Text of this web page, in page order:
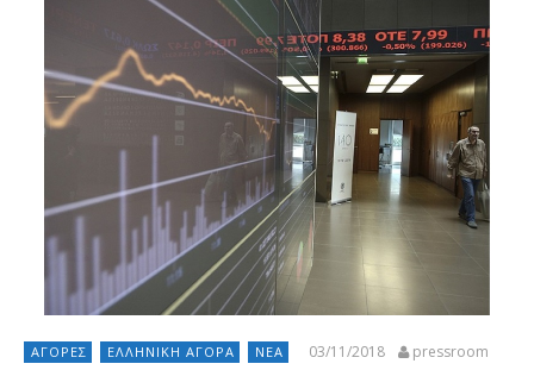
ΑΓΟΡΈΣ ΕΛΛΗΝΙΚΉ ΑΓΟΡΆ ΝΈΑ 03/11/2018 pressroom